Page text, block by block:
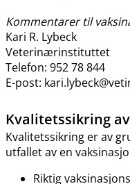
Kommentarer til
Kari R. Lybeck
Veterinærinstituttet
Telefon: 952 78 844
E-post:
Kvalitetssikring
Kvalitetssikring er av
utfallet av en
Riktig